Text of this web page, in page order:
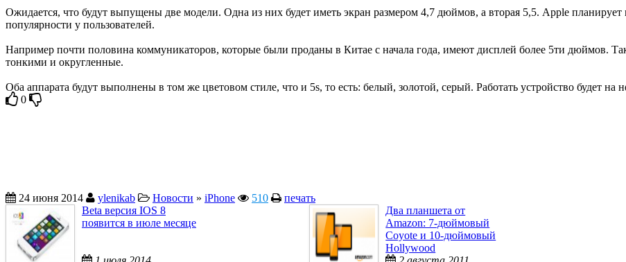
Ожидается, что будут выпущены две модели. Одна из них будет иметь экран размером 4,7 дюймов, а вторая 5,5. Apple
популярности у пользователей.
Например почти половина коммуникаторов, которые были проданы в Китае с начала года, имеют дисплей более 5ти дюймов.
тонкими и округленные.
Оба аппарата будут выполнены в том же цветовом стиле, что и 5s, то есть: белый, золотой, серый. Работать устройство будет на
0
24 июня 2014 ylenikab Новости » iPhone 510
печать
Beta версия IOS 8
появится в июле месяце
Два планшета от
Amazon: 7-дюймовый
Coyote и 10-дюймовый
Hollywood